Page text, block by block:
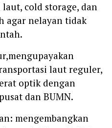
cold storage, dan
agar nelayan tidak
laut reguler,
optik dengan
dan BUMN.
mengembangkan